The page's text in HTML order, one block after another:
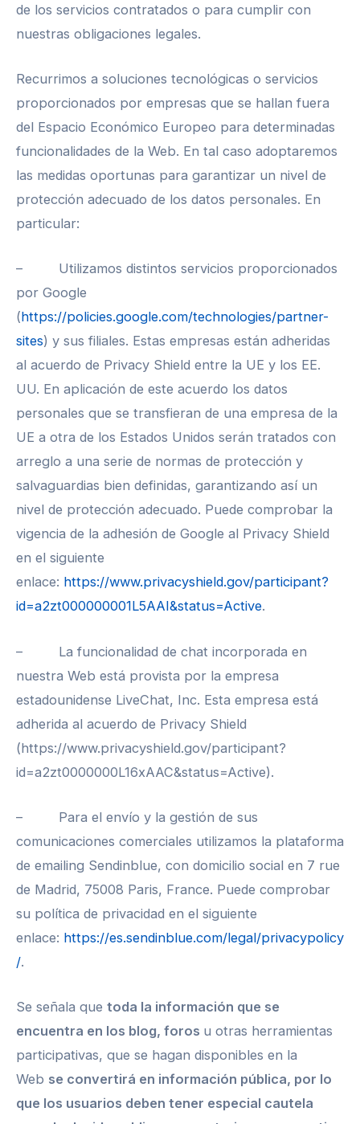
de los servicios contratados o para cumplir con
nuestras obligaciones legales.
Recurrimos a soluciones tecnológicas o servicios
proporcionados por empresas que se hallan fuera
del Espacio Económico Europeo para determinadas
funcionalidades de la Web. En tal caso adoptaremos
las medidas oportunas para garantizar un nivel de
protección adecuado de los datos personales. En
particular:
– Utilizamos distintos servicios proporcionados
por Google
(https://policies.google.com/technologies/partner-
sites) y sus filiales. Estas empresas están adheridas
al acuerdo de Privacy Shield entre la UE y los EE.
UU. En aplicación de este acuerdo los datos
personales que se transfieran de una empresa de la
UE a otra de los Estados Unidos serán tratados con
arreglo a una serie de normas de protección y
salvaguardias bien definidas, garantizando así un
nivel de protección adecuado. Puede comprobar la
vigencia de la adhesión de Google al Privacy Shield
en el siguiente
enlace: https://www.privacyshield.gov/participant?
id=a2zt000000001L5AAI&status=Active.
– La funcionalidad de chat incorporada en
nuestra Web está provista por la empresa
estadounidense LiveChat, Inc. Esta empresa está
adherida al acuerdo de Privacy Shield
(https://www.privacyshield.gov/participant?
id=a2zt0000000L16xAAC&status=Active).
– Para el envío y la gestión de sus
comunicaciones comerciales utilizamos la plataforma
de emailing Sendinblue, con domicilio social en 7 rue
de Madrid, 75008 Paris, France. Puede comprobar
su política de privacidad en el siguiente
enlace: https://es.sendinblue.com/legal/privacypolicy
/.
Se señala que toda la información que se
encuentra en los blog, foros u otras herramientas
participativas, que se hagan disponibles en la
Web se convertirá en información pública, por lo
que los usuarios deben tener especial cautela